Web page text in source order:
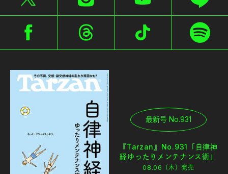
最新号 No.931
『Tarzan』No.931「自律神
経ゆったりメンテナンス術」
08.06（木）発売